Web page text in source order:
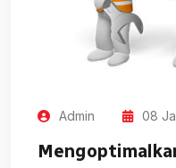
Admin 08